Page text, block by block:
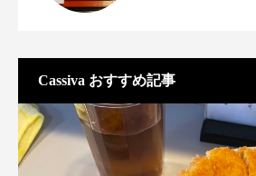
Cassiva おすすめ記事